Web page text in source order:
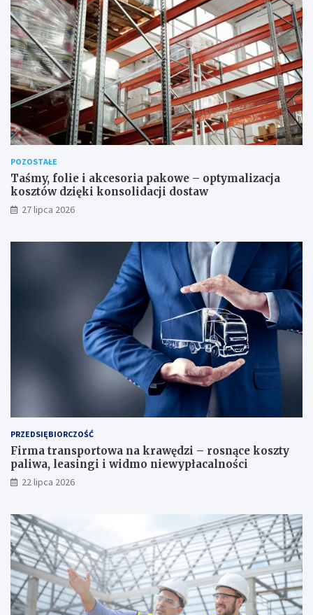
POZOSTAŁE
Taśmy, folie i akcesoria pakowe – optymalizacja
kosztów dzięki konsolidacji dostaw
27 lipca 2026
PRZEDSIĘBIORCZOŚĆ
Firma transportowa na krawędzi – rosnące koszty
paliwa, leasingi i widmo niewypłacalności
22 lipca 2026